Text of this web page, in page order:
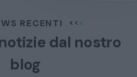
RECENTI
dal nostro
blog